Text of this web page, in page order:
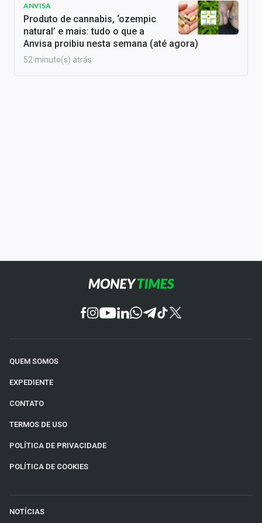
ANVISA
Produto de cannabis, ‘ozempic
natural’ e mais: tudo o que a
Anvisa proibiu nesta semana (até agora)
52 minuto(s) atrás
QUEM SOMOS
EXPEDIENTE
CONTATO
TERMOS DE USO
POLÍTICA DE PRIVACIDADE
POLÍTICA DE COOKIES
NOTÍCIAS